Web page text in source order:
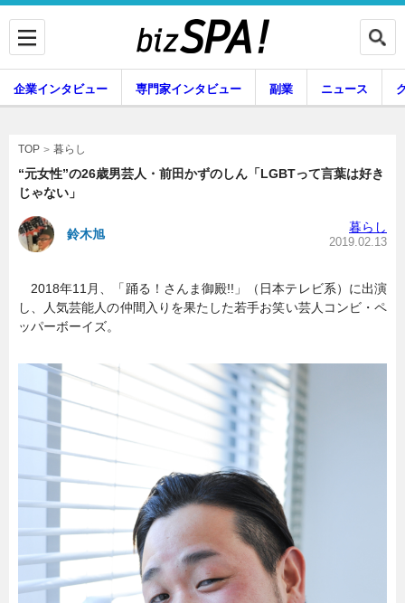
専門家インタビュー
副業 ニュース
グルメ スキル
暮らし エンタメ
連載一覧
企業インタビュー 専門家インタビュー 副業 ニュース
TOP 暮らし
“元女性”の26歳男芸人・前田かずのしん「LGBTって言葉は好き
じゃない」
鈴木旭 暮らし
2019.02.13
2018年11月、「踊る！さんま御殿!!」（日本テレビ系）に出演
し、人気芸能人の仲間入りを果たした若手お笑い芸人コンビ・ペ
ッパーボーイズ。